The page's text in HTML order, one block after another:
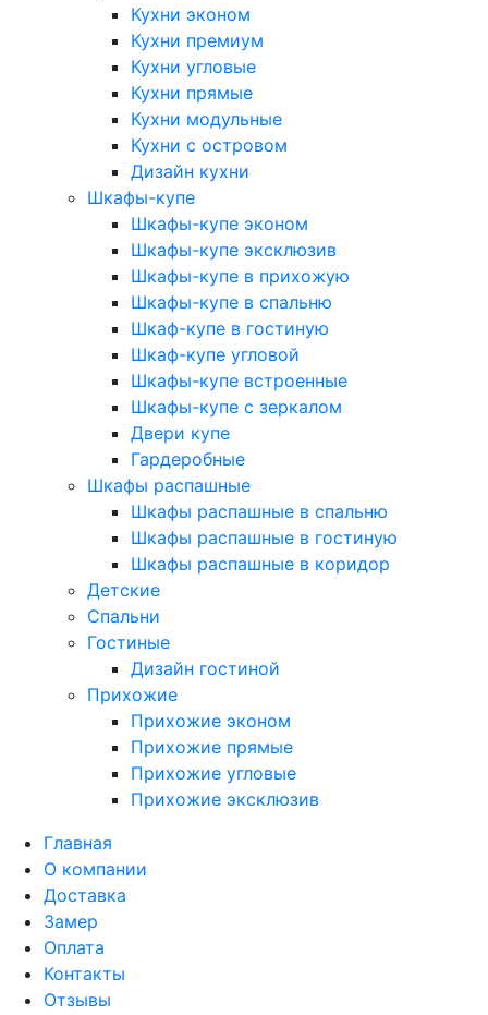
Кухни эконом
Кухни премиум
Кухни угловые
Кухни прямые
Кухни модульные
Кухни с островом
Дизайн кухни
Шкафы-купе
Шкафы-купе эконом
Шкафы-купе эксклюзив
Шкафы-купе в прихожую
Шкафы-купе в спальню
Шкаф-купе в гостиную
Шкаф-купе угловой
Шкафы-купе встроенные
Шкафы-купе с зеркалом
Двери купе
Гардеробные
Шкафы распашные
Шкафы распашные в спальню
Шкафы распашные в гостиную
Шкафы распашные в коридор
Детские
Спальни
Гостиные
Дизайн гостиной
Прихожие
Прихожие эконом
Прихожие прямые
Прихожие угловые
Прихожие эксклюзив
Главная
О компании
Доставка
Замер
Оплата
Контакты
Отзывы